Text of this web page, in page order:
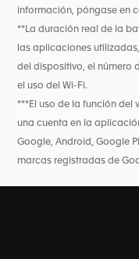
información, póngase en
**La duración real de la
las aplicaciones
del dispositivo, el número
el uso del Wi-Fi.
***El uso de la función del
una cuenta en la
Google, Android, Google
marcas registradas de